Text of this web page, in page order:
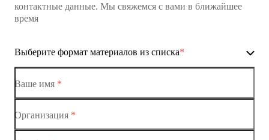
контактные данные. Мы свяжемся с вами в ближайшее
время
Выберите формат материалов из списка*
Ethernet-коммутаторы
Ваше имя *
Организация *